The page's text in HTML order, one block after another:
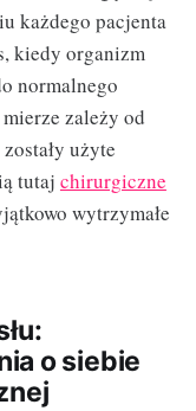
każdego pacjenta
kiedy organizm
normalnego
zależy od
użyte
tutaj chirurgiczne
wytrzymałe
o siebie